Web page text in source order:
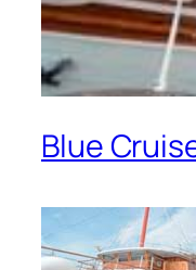
Blue